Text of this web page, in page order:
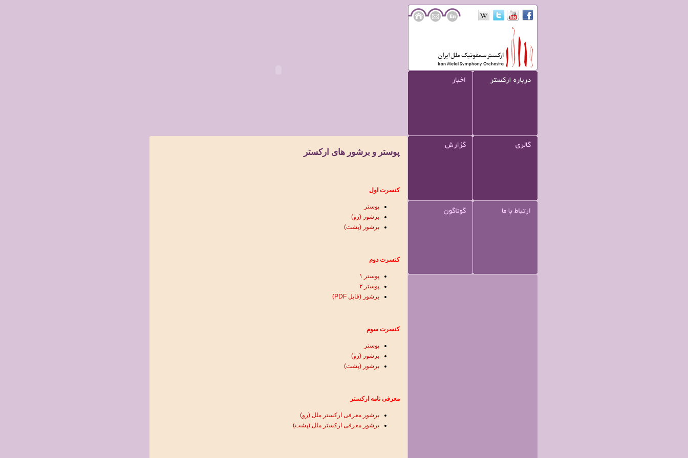
پوستر و برشور های ارکستر
کنسرت اول
پوستر
برشور (رو)
برشور (پشت)
کنسرت دوم
پوستر ١
پوستر ٢
برشور (فایل PDF)
کنسرت سوم
پوستر
برشور (رو)
برشور (پشت)
معرفی نامه ارکستر
برشور معرفی ارکستر ملل (رو)
برشور معرفی ارکستر ملل (پشت)